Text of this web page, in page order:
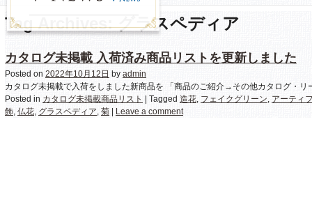
Tag Archives:グラスペディア
カタログ未掲載 入荷済み商品リストを更新しました
Posted on 2022年10月12日 by admin
カタログ未掲載で入荷をしました新商品を 「商品のご紹介→その他カタログ・
Posted in カタログ未掲載商品リスト Tagged 造花, フェイクグリーン, アーティ
飾, 仏花, グラスペディア, 菊 Leave a comment